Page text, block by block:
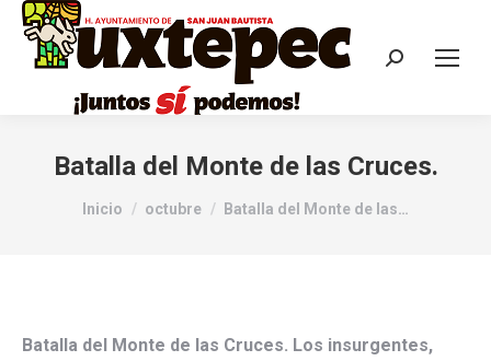
Batalla del Monte de las Cruces.
Estás aquí:
Inicio octubre Batalla del Monte de las…
Batalla del Monte de las Cruces. Los insurgentes,